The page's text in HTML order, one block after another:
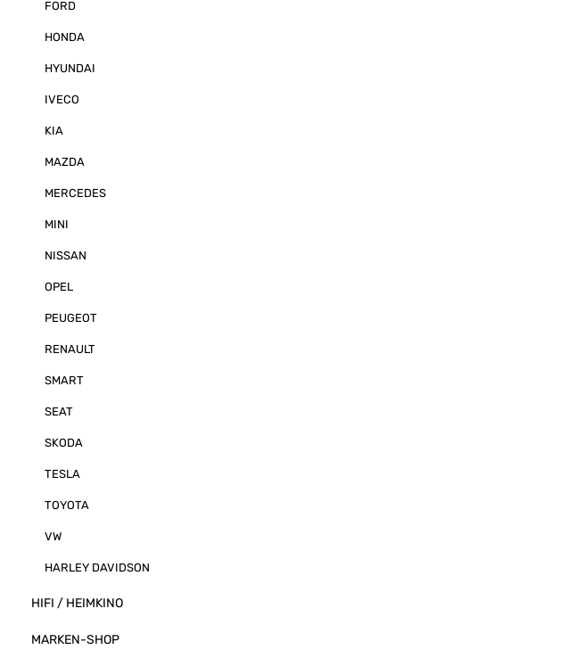
FORD
HONDA
HYUNDAI
IVECO
KIA
MAZDA
MERCEDES
MINI
NISSAN
OPEL
PEUGEOT
RENAULT
SMART
SEAT
SKODA
TESLA
TOYOTA
VW
HARLEY DAVIDSON
HIFI / HEIMKINO
MARKEN-SHOP